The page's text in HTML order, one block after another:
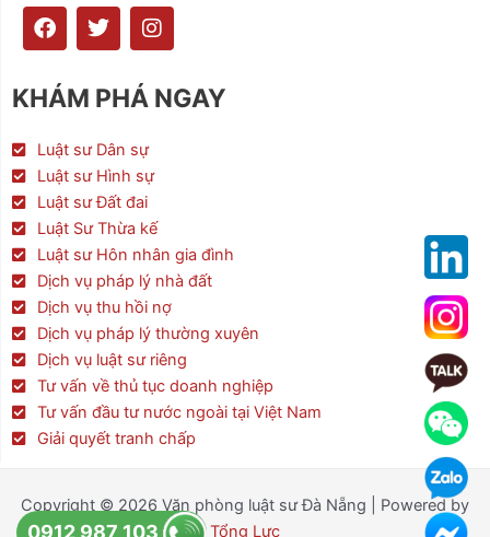
F
a
e
b
o
k
T
w
t
t
r
I
n
t
a
a
KHÁM PHÁ NGAY
Luật sư Dân sự
Luật sư Hình sự
Luật sư Đất đai
Luật Sư Thừa kế
Luật sư Hôn nhân gia đình
Dịch vụ pháp lý nhà đất
Dịch vụ thu hồi nợ
Dịch vụ pháp lý thường xuyên
Dịch vụ luật sư riêng
Tư vấn về thủ tục doanh nghiệp
Tư vấn đầu tư nước ngoài tại Việt Nam
Giải quyết tranh chấp
Copyright © 2026 Văn phòng luật sư Đà Nẵng | Powered by
Tổng Lực
0912 987 103